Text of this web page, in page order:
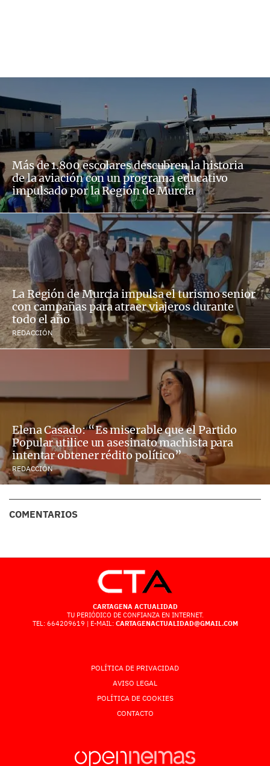
Más de 1.800 escolares descubren la historia
de la aviación con un programa educativo
impulsado por la Región de Murcia
La Región de Murcia impulsa el turismo senior
con campañas para atraer viajeros durante
todo el año
REDACCIÓN
Elena Casado: “Es miserable que el Partido
Popular utilice un asesinato machista para
intentar obtener rédito político”
REDACCIÓN
COMENTARIOS
CARTAGENA ACTUALIDAD
TU PERIÓDICO DE CONFIANZA EN INTERNET.
TEL: 664209619 | E-MAIL: CARTAGENACTUALIDAD@GMAIL.COM
POLÍTICA DE PRIVACIDAD
AVISO LEGAL
POLÍTICA DE COOKIES
CONTACTO